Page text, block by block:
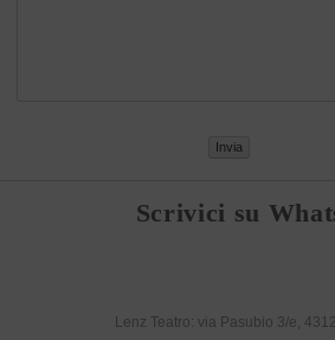
Scrivici su
Lenz Teatro: via Pasubio 3/e,